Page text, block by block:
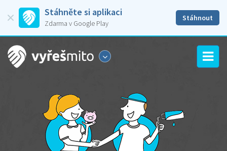
Stáhněte si aplikaci
Zdarma v Google Play
Stáhnout